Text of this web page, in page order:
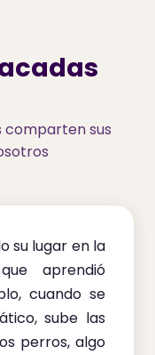
comparten sus
su lugar en la
aprendió
cuando se
sube las
perros, algo